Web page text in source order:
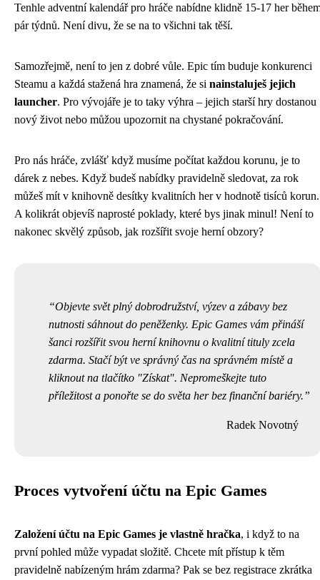
Tenhle adventní kalendář pro hráče nabídne klidně 15-17 her
pár týdnů. Není divu, že se na to všichni tak těší.
Samozřejmě, není to jen z dobré vůle. Epic tím buduje konkurenci
Steamu a každá stažená hra znamená, že si nainstaluješ jejich
launcher. Pro vývojáře je to taky výhra – jejich starší hry dostanou
nový život nebo můžou upozornit na chystané pokračování.
Pro nás hráče, zvlášť když musíme počítat každou korunu, je to
dárek z nebes. Když budeš nabídky pravidelně sledovat, za rok
můžeš mít v knihovně desítky kvalitních her v hodnotě tisíců korun.
A kolikrát objevíš naprosté poklady, které bys jinak minul! Není to
nakonec skvělý způsob, jak rozšířit svoje herní obzory?
Objevte svět plný dobrodružství, výzev a zábavy bez
nutnosti sáhnout do peněženky. Epic Games vám přináší
šanci rozšířit svou herní knihovnu o kvalitní tituly zcela
zdarma. Stačí být ve správný čas na správném místě a
kliknout na tlačítko "Získat". Nepromeškejte tuto
příležitost a ponořte se do světa her bez finanční bariéry.
Radek Novotný
Proces vytvoření účtu na Epic Games
Založení účtu na Epic Games je vlastně hračka, i když to na
první pohled může vypadat složitě. Chcete mít přístup k těm
pravidelně nabízeným hrám zdarma? Pak se bez registrace zkrátka